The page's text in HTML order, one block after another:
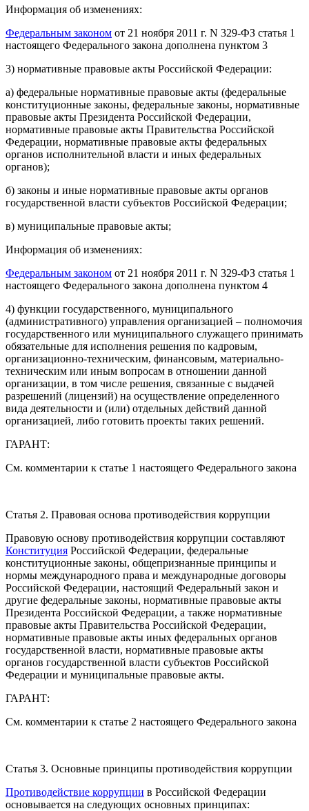
Информация об изменениях:
Федеральным законом от 21 ноября 2011 г. N 329-ФЗ статья 1
настоящего Федерального закона дополнена пунктом 3
3) нормативные правовые акты Российской Федерации:
а) федеральные нормативные правовые акты (федеральные
конституционные законы, федеральные законы, нормативные
правовые акты Президента Российской Федерации,
нормативные правовые акты Правительства Российской
Федерации, нормативные правовые акты федеральных
органов исполнительной власти и иных федеральных
органов);
б) законы и иные нормативные правовые акты органов
государственной власти субъектов Российской Федерации;
в) муниципальные правовые акты;
Информация об изменениях:
Федеральным законом от 21 ноября 2011 г. N 329-ФЗ статья 1
настоящего Федерального закона дополнена пунктом 4
4) функции государственного, муниципального
(административного) управления организацией – полномочия
государственного или муниципального служащего принимать
обязательные для исполнения решения по кадровым,
организационно-техническим, финансовым, материально-
техническим или иным вопросам в отношении данной
организации, в том числе решения, связанные с выдачей
разрешений (лицензий) на осуществление определенного
вида деятельности и (или) отдельных действий данной
организацией, либо готовить проекты таких решений.
ГАРАНТ:
См. комментарии к статье 1 настоящего Федерального закона
Статья 2. Правовая основа противодействия коррупции
Правовую основу противодействия коррупции составляют
Конституция Российской Федерации, федеральные
конституционные законы, общепризнанные принципы и
нормы международного права и международные договоры
Российской Федерации, настоящий Федеральный закон и
другие федеральные законы, нормативные правовые акты
Президента Российской Федерации, а также нормативные
правовые акты Правительства Российской Федерации,
нормативные правовые акты иных федеральных органов
государственной власти, нормативные правовые акты
органов государственной власти субъектов Российской
Федерации и муниципальные правовые акты.
ГАРАНТ:
См. комментарии к статье 2 настоящего Федерального закона
Статья 3. Основные принципы противодействия коррупции
Противодействие коррупции в Российской Федерации
основывается на следующих основных принципах: